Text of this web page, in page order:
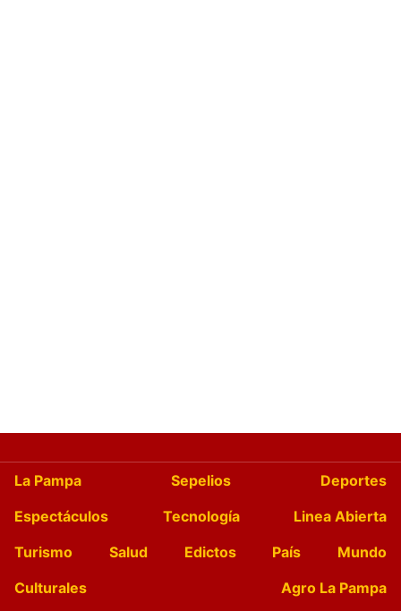
La Pampa Sepelios
Deportes
Espectáculos
Tecnología
Linea Abierta
Turismo
Salud Edictos País
Mundo
Culturales
Agro La Pampa